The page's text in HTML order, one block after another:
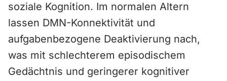
soziale Kognition. Im normalen Altern
lassen DMN-Konnektivität und
aufgabenbezogene Deaktivierung nach,
was mit schlechterem episodischem
Gedächtnis und geringerer kognitiver